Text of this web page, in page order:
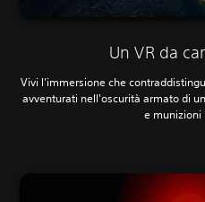
Un VR da
Vivi l’immersione che
avventurati nell'oscurità armato di
e munizioni